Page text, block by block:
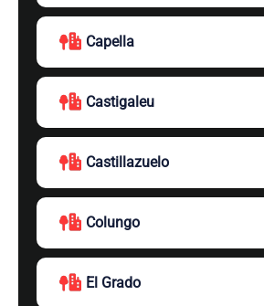
Capella
Castigaleu
Castillazuelo
Colungo
El Grado